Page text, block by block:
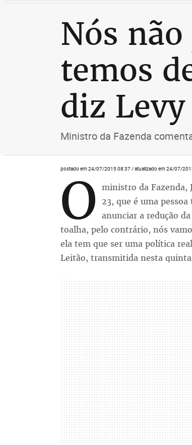
Nós
temos
diz Levy
Ministro da Fazenda
postado em 24/07/2015 08:37 / atualizado em 24/07/
O ministro da
23, que é uma
anunciar a redução
toalha, pelo contrário, nós
ela tem que ser uma política
Leitão, transmitida nesta